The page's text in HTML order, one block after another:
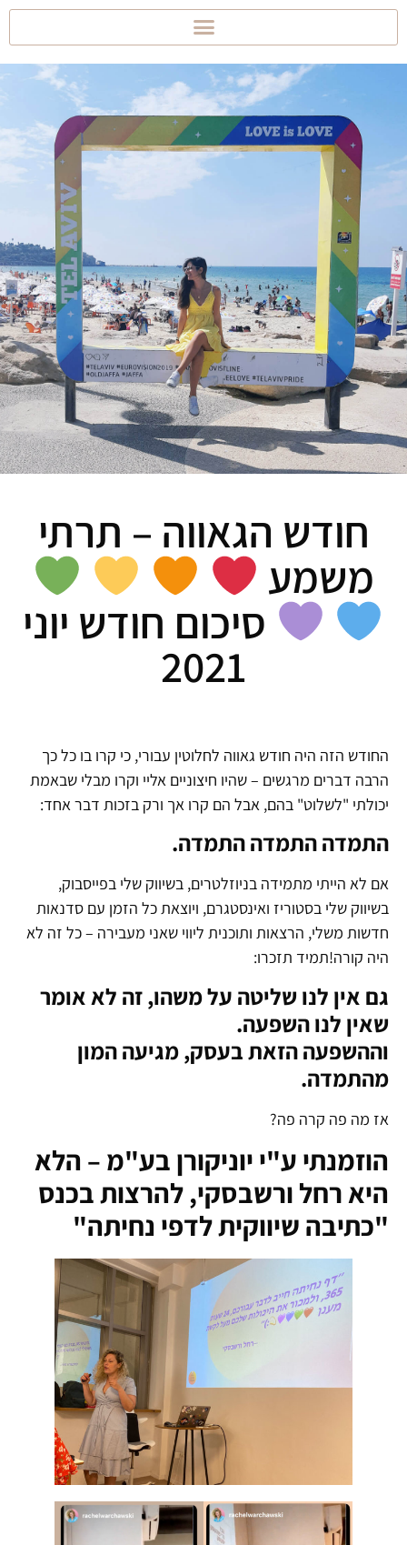
חודש הגאווה – תרתי
משמע
סיכום חודש יוני
2021
החודש הזה היה חודש גאווה לחלוטין עבורי, כי קרו בו כל כך
הרבה דברים מרגשים – שהיו חיצוניים אליי וקרו מבלי שבאמת
יכולתי "לשלוט" בהם, אבל הם קרו אך ורק בזכות דבר אחד:
התמדה התמדה התמדה.
אם לא הייתי מתמידה בניוזלטרים, בשיווק שלי בפייסבוק,
בשיווק שלי בסטוריז ואינסטגרם, ויוצאת כל הזמן עם סדנאות
חדשות משלי, הרצאות ותוכנית ליווי שאני מעבירה – כל זה לא
היה קורה!תמיד תזכרו:
גם אין לנו שליטה על משהו, זה לא אומר
שאין לנו השפעה.
וההשפעה הזאת בעסק, מגיעה המון
מהתמדה.
אז מה פה קרה פה?
הוזמנתי ע"י יוניקורן בע"מ – הלא
היא רחל ורשבסקי, להרצות בכנס
"כתיבה שיווקית לדפי נחיתה"